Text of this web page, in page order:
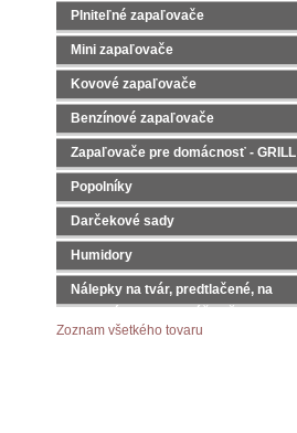
Plniteľné zapaľovače
Mini zapaľovače
Kovové zapaľovače
Benzínové zapaľovače
Zapaľovače pre domácnosť - GRILL
Popolníky
Darčekové sady
Čajové sady
Humidory
Nálepky na tvár, predtlačené, na
Zoznam všetkého tovaru